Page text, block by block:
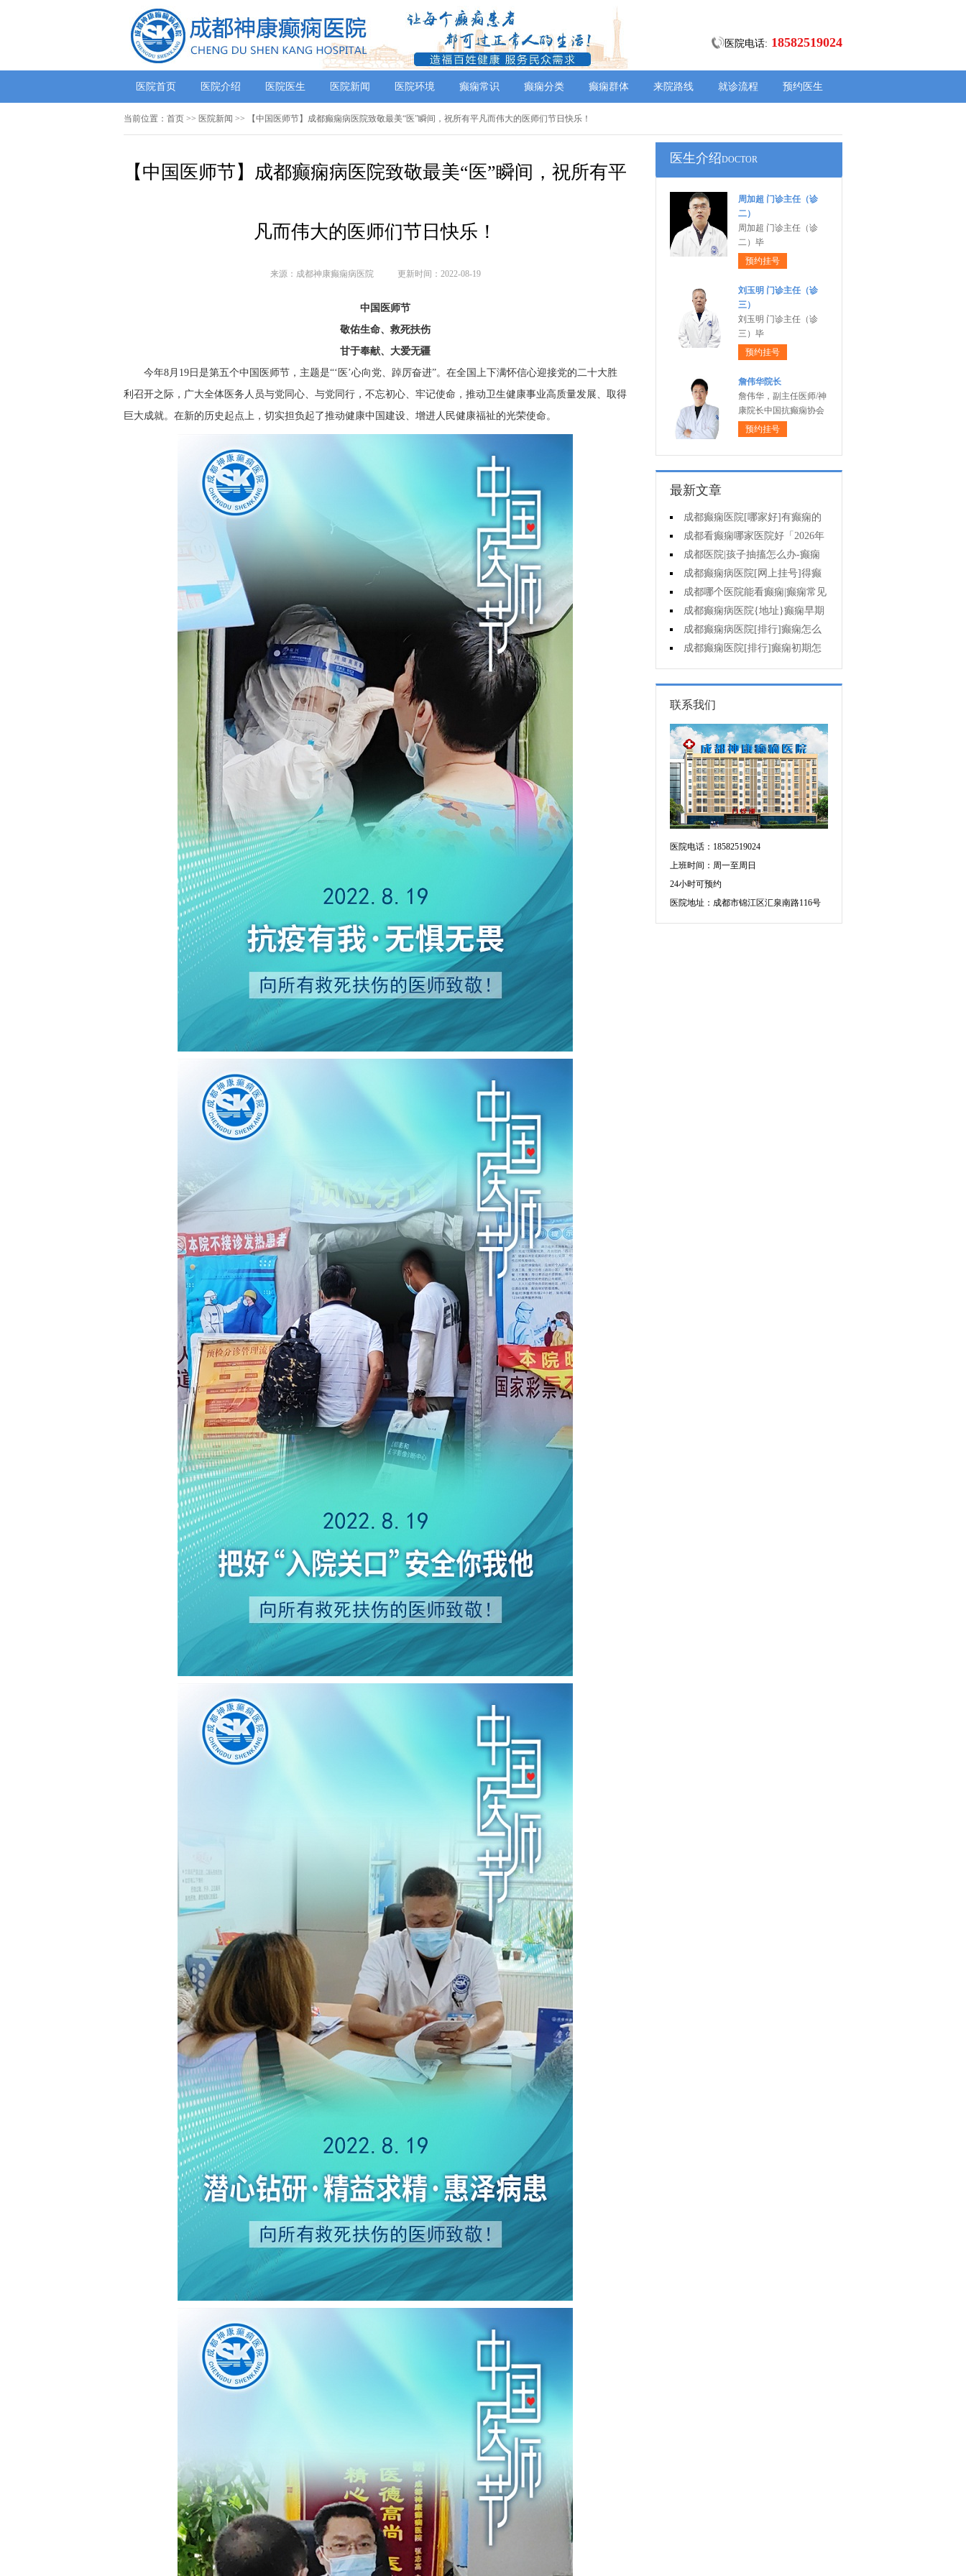
医院电话: 18582519024
医院首页 医院介绍 医院医生 医院新闻 医院环境 癫痫常识 癫痫分类 癫痫群体 来院路线 就诊流程 预约医生
当前位置： 首页 >> 医院新闻 >> 【中国医师节】成都癫痫病医院致敬最美“医”瞬间，祝所有平凡而伟大的医师们节日快乐！
【中国医师节】成都癫痫病医院致敬最美“医”瞬间，祝所有平
凡而伟大的医师们节日快乐！
来源：成都神康癫痫病医院 更新时间：2022-08-19
中国医师节
敬佑生命、救死扶伤
甘于奉献、大爱无疆
今年8月19日是第五个中国医师节，主题是“‘医’心向党、踔厉奋进”。在全国上下满怀信心迎接党的二十大胜
利召开之际，广大全体医务人员与党同心、与党同行，不忘初心、牢记使命，推动卫生健康事业高质量发展、取得
巨大成就。在新的历史起点上，切实担负起了推动健康中国建设、增进人民健康福祉的光荣使命。
医生介绍DOCTOR
周加超 门诊主任（诊
二）
周加超 门诊主任（诊
二）毕
预约挂号
刘玉明 门诊主任（诊
三）
刘玉明 门诊主任（诊
三）毕
预约挂号
詹伟华院长
詹伟华，副主任医师/神
康院长中国抗癫痫协会
预约挂号
最新文章
成都癫痫医院[哪家好]有癫痫的
女性要不要小孩?
成都看癫痫哪家医院好「2026年
度公布」这些遗传病可能伴有癫痫
发生
成都医院|孩子抽搐怎么办-癫痫
对病人心理有影响吗?
成都癫痫病医院[网上挂号]得癫
痫需吃一辈子药吗?
成都哪个医院能看癫痫|癫痫常见
原因有什么?
成都癫痫病医院{地址}癫痫早期
治疗要注意什么?
成都癫痫病医院[排行]癫痫怎么
护理好?
成都癫痫医院[排行]癫痫初期怎
么治疗好?
联系我们
医院电话：18582519024
上班时间：周一至周日
24小时可预约
医院地址：成都市锦江区汇泉南路116号